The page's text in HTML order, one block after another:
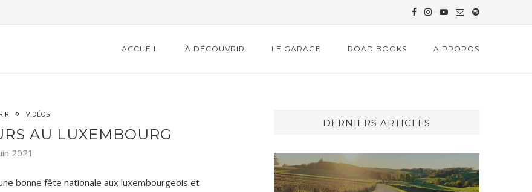
ACCUEIL À DÉCOUVRIR LE GARAGE ROAD BOOKS A PROPOS
VIDÉOS
AU LUXEMBOURG
2021
bonne fête nationale aux luxembourgeois et
DERNIERS ARTICLES